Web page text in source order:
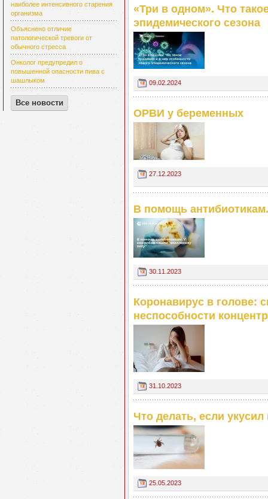
наиболее интенсивного старения
организма
Объяснено отличие
патологической тревоги от
обычного стресса
Онколог предупредил о
повышенной опасности пива с
шашлыком
Все новости
«Три в одном». Что
эпидемического сезона
09.02.2024
ОРВИ у беременных
27.12.2023
В помощь
30.11.2023
Коронавирус в голове:
неспособности
31.10.2023
Что делать, если
25.05.2023